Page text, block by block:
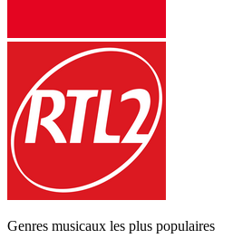
Genres musicaux les plus populaires